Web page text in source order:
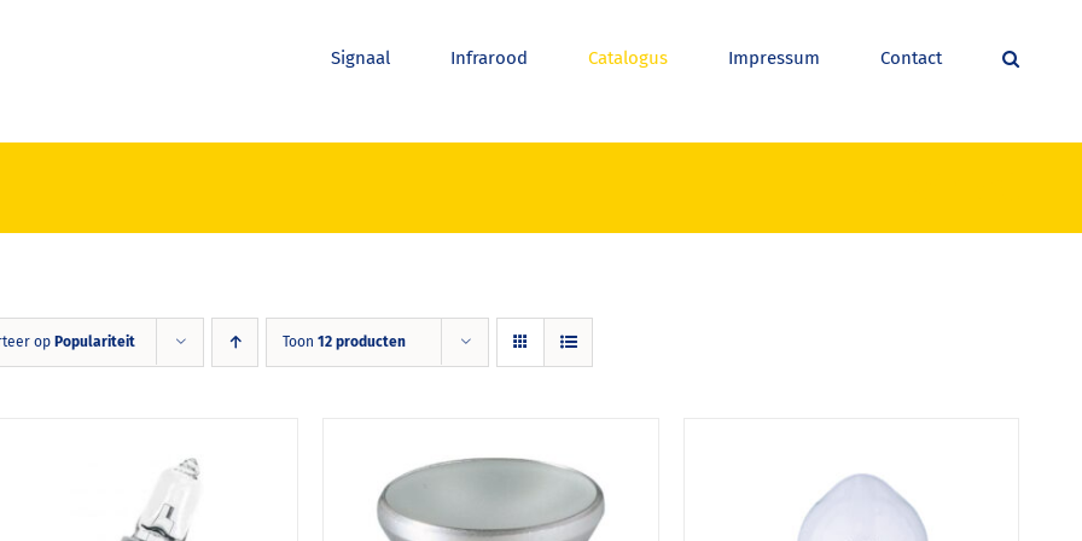
Signaal Infrarood Catalogus Impressum Contact
op Populariteit Toon12 producten